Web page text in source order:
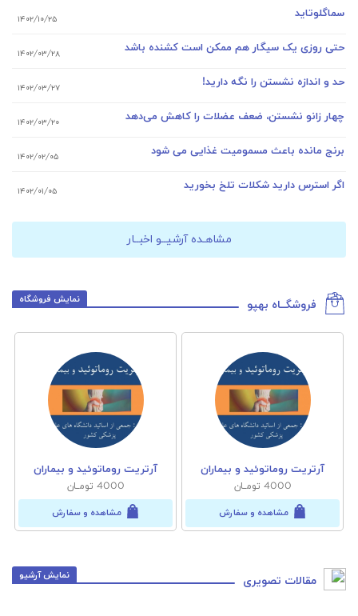
سماگلوتاید ۱۴۰۲/۱۰/۲۵
حتی روزی یک سیگار هم ممکن است کشنده باشد ۱۴۰۲/۰۳/۲۸
حد و اندازه نشستن را نگه دارید! ۱۴۰۲/۰۳/۲۷
چهار زانو نشستن، ضعف عضلات را کاهش می‌دهد ۱۴۰۲/۰۳/۲۰
برنج مانده باعث مسمومیت غذایی می شود ۱۴۰۲/۰۲/۰۵
اگر استرس دارید شکلات تلخ بخورید ۱۴۰۲/۰۱/۰۵
مشاهـده آرشیــو اخبــار
فروشگــاه بهپو نمایش فروشگاه
آرتریت روماتوئید و بیماران
4000 تومــان
مشاهده و سفارش
آرتریت روماتوئید و بیماران
4000 تومــان
مشاهده و سفارش
مقالات تصویری نمایش آرشیو